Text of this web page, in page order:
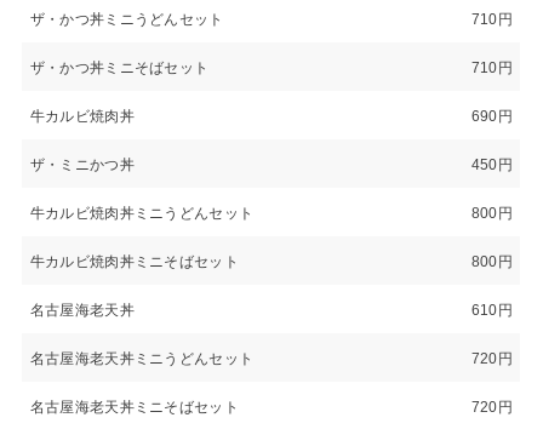
ザ・かつ丼ミニうどんセット 710円
ザ・かつ丼ミニそばセット 710円
牛カルビ焼肉丼 690円
ザ・ミニかつ丼 450円
牛カルビ焼肉丼ミニうどんセット 800円
牛カルビ焼肉丼ミニそばセット 800円
名古屋海老天丼 610円
名古屋海老天丼ミニうどんセット 720円
名古屋海老天丼ミニそばセット 720円